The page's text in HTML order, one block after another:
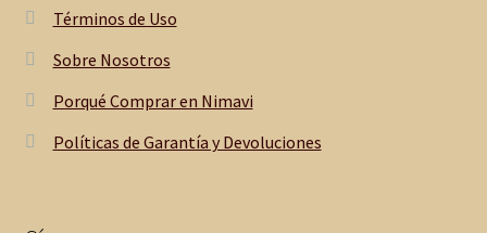
Términos de Uso
Sobre Nosotros
Porqué Comprar en Nimavi
Políticas de Garantía y Devoluciones